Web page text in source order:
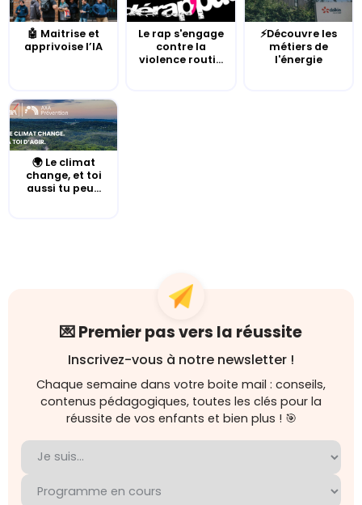
🤖 Maitrise et
apprivoise l’IA
Le rap s'engage
contre la
violence routi...
⚡Découvre les
métiers de
l'énergie
🌍 Le climat
change, et toi
aussi tu peu...
💌 Premier pas vers la réussite
Inscrivez-vous à notre newsletter !
Chaque semaine dans votre boite mail : conseils,
contenus pédagogiques, toutes les clés pour la
réussite de vos enfants et bien plus ! 🎯